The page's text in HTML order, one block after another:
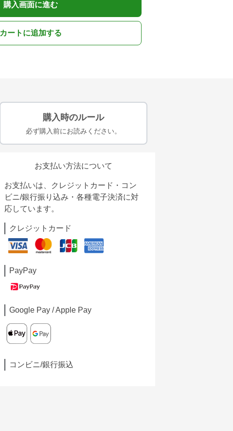
購入画面に進む
カートに追加する
購入時のルール
必ず購入前にお読みください。
お支払い方法について
お支払いは、クレジットカード・コン
ビニ/銀行振り込み・各種電子決済に対
応しています。
クレジットカード
PayPay
Google Pay / Apple Pay
コンビニ/銀行振込